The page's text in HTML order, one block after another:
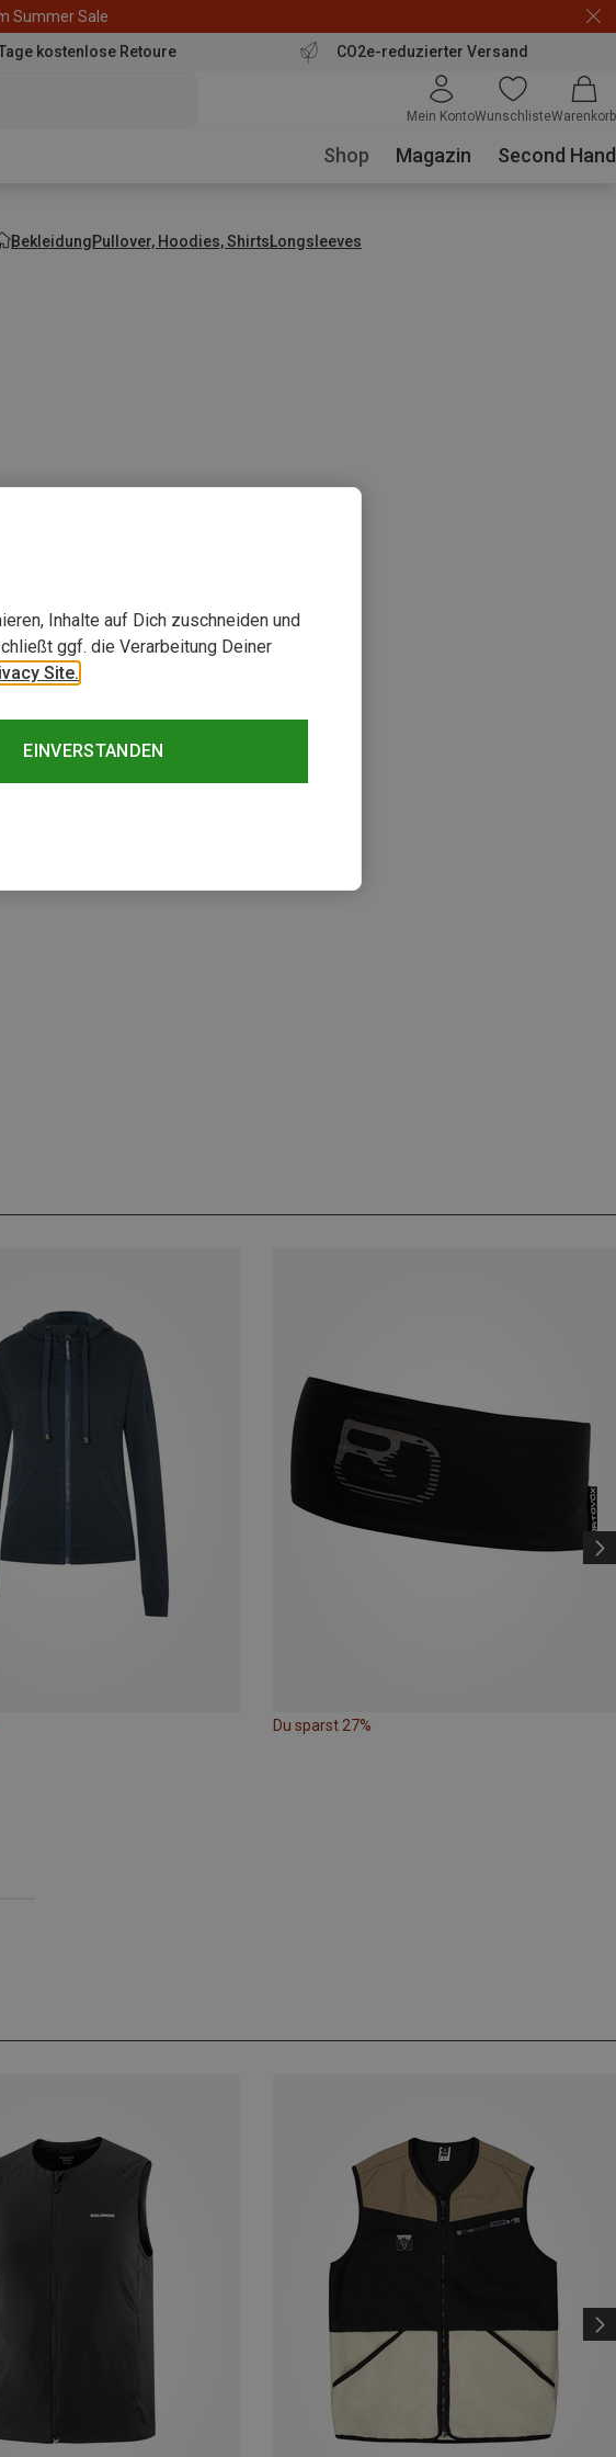
Summer Sale
kostenlose Retoure CO2e-reduzierter Versand
Mein KontoWunschlisteWarenkorb
Shop Magazin Second Hand
BekleidungPullover, Hoodies, ShirtsLongsleeves
Du sparst 27%
Inhalte auf Dich zuschneiden und
ggf. die Verarbeitung Deiner
Site.
EINVERSTANDEN